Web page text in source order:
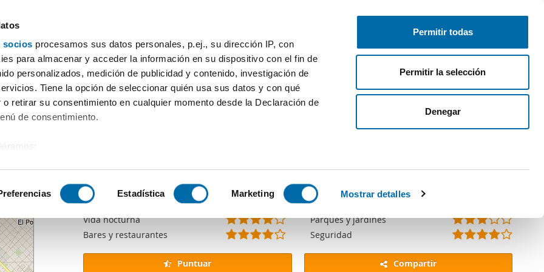
socios procesamos sus datos personales, p.ej., su dirección IP, con
para almacenar y acceder la información en su dispositivo con el fin de
personalizados, medición de publicidad y contenido, investigación de
Tiene la opción de seleccionar quién usa sus datos y con qué
retirar su consentimiento en cualquier momento desde la Declaración de
de consentimiento.
analizándolo activamente para buscar características específicas (huellas
cómo se procesan sus datos personales y establezca sus
datos
. Puede cambiar o retirar su consentimiento en cualquier momento
Estadística Marketing Mostrar detalles
Permitir todas
Permitir la selección
Denegar
Publica gratis Inicia sesión
en La Comunidad, que queda accesible únicamente como página de consulta.
*
*
*
*
)
Transporte público
(
*
)
(
*
)
(
*
)
(
*
)
(
)
Supermercados
(
*
(
*
(
*
(
*
(
)
Pequeños comercios
(
*
(
*
(
*
(
*
(
)
Vida nocturna
(
*
(
*
(
*
(
*
(
)
Bares y restaurantes
(((((
Limpieza
(((((
Colegios
Parking en la calle
*
*
)))
Parques y jardines
(
*
(
*
(
*
(
)
(
)
Seguridad
(
)
(
)
(
)
(
)
(
Puntuar
Compartir